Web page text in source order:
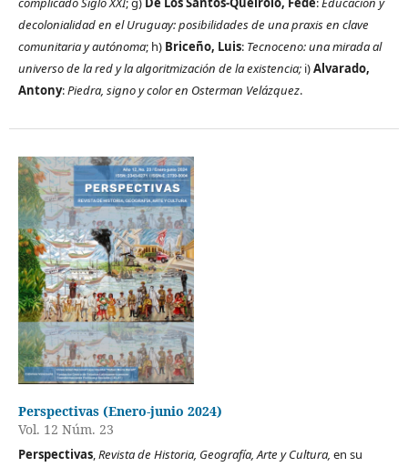
decolonialidad en el Uruguay: posibilidades de una praxis en clave
comunitaria y autónoma; h) Briceño, Luis: Tecnoceno: una mirada al
universo de la red y la algoritmización de la existencia;i)Alvarado,
Antony:Piedra, signo y color en Osterman Velázquez.
Perspectivas (Enero-junio 2024)
Vol. 12 Núm. 23
Perspectivas,Revista de Historia, Geografía, Arte y Cultura, en su